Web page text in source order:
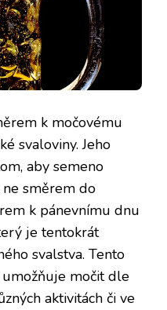
k močovému
svaloviny. Jeho
aby semeno
směrem do
k pánevnímu dnu
je tentokrát
svalstva. Tento
močit dle
aktivitách či ve